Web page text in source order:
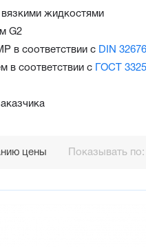
вязкими жидкостями
G2
в соответствии с DIN 32676
в соответствии с
ГОСТ
цены Показывать по: